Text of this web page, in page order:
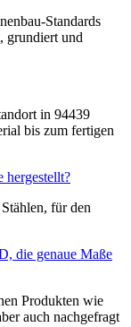
Standards
grundiert und
in 94439
bis zum fertigen
hergestellt?
für den
die genaue Maße
Produkten wie
auch nachgefragt